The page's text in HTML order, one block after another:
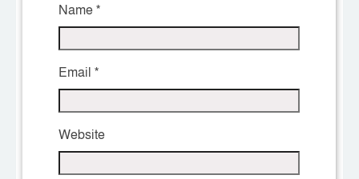
Name*
Email *
Website